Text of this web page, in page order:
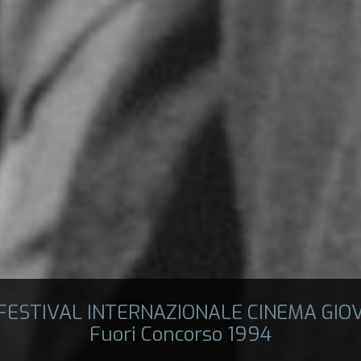
INTERNAZIONALE CINEMA
Fuori Concorso 1994